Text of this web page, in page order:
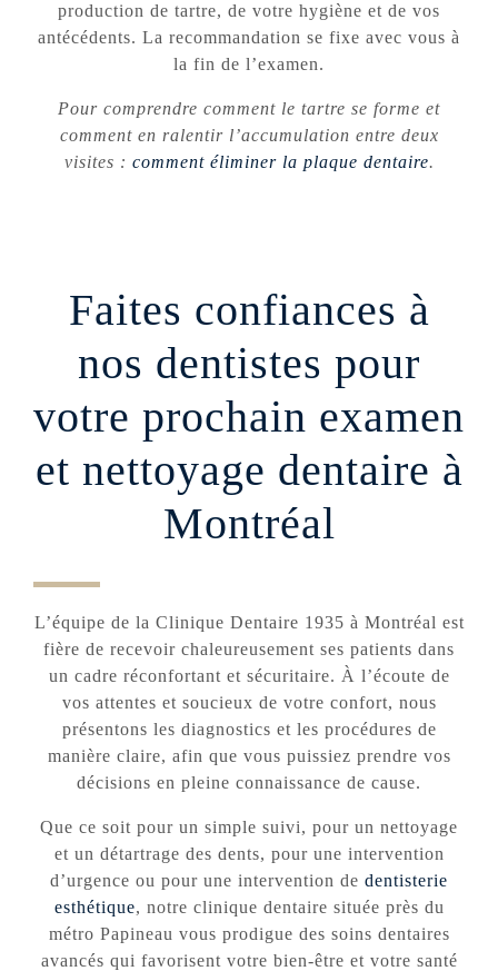
production de tartre, de votre hygiène et de vos
antécédents. La recommandation se fixe avec vous à
la fin de l’examen.
Pour comprendre comment le tartre se forme et
comment en ralentir l’accumulation entre deux
visites : comment éliminer la plaque dentaire.
Faites confiances à
nos dentistes pour
votre prochain examen
et nettoyage dentaire à
Montréal
L’équipe de la Clinique Dentaire 1935 à Montréal est
fière de recevoir chaleureusement ses patients dans
un cadre réconfortant et sécuritaire. À l’écoute de
vos attentes et soucieux de votre confort, nous
présentons les diagnostics et les procédures de
manière claire, afin que vous puissiez prendre vos
décisions en pleine connaissance de cause.
Que ce soit pour un simple suivi, pour un nettoyage
et un détartrage des dents, pour une intervention
d’urgence ou pour une intervention de dentisterie
esthétique, notre clinique dentaire située près du
métro Papineau vous prodigue des soins dentaires
avancés qui favorisent votre bien-être et votre santé